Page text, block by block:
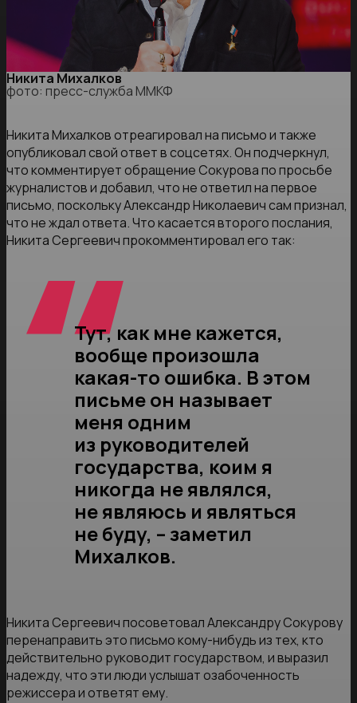
Никита Михалков
фото: пресс-служба ММКФ
Никита Михалков отреагировал на письмо и также
опубликовал свой ответ в соцсетях. Он подчеркнул,
что комментирует обращение Сокурова по просьбе
журналистов и добавил, что не ответил на первое
письмо, поскольку Александр Николаевич сам признал,
что не ждал ответа. Что касается второго послания,
Никита Сергеевич прокомментировал его так:
Тут, как мне кажется,
вообще произошла
какая-то ошибка. В этом
письме он называет
меня одним
из руководителей
государства, коим я
никогда не являлся,
не являюсь и являться
не буду, – заметил
Михалков.
Никита Сергеевич посоветовал Александру Сокурову
перенаправить это письмо кому-нибудь из тех, кто
действительно руководит государством, и выразил
надежду, что эти люди услышат озабоченность
режиссера и ответят ему.